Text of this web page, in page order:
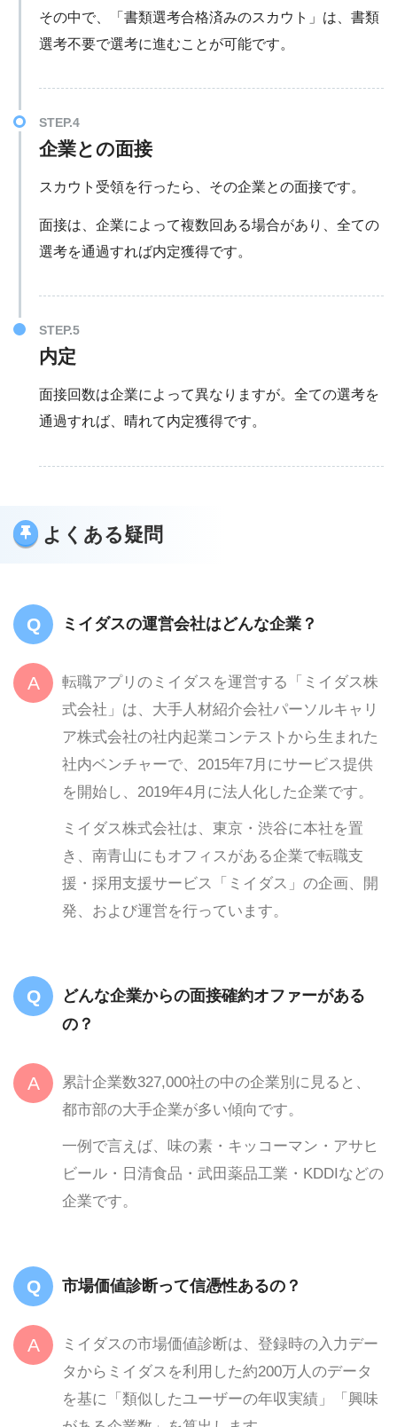
その中で、「書類選考合格済みのスカウト」は、書類
選考不要で選考に進むことが可能です。
企業との面接
スカウト受領を行ったら、その企業との面接です。
面接は、企業によって複数回ある場合があり、全ての
選考を通過すれば内定獲得です。
内定
面接回数は企業によって異なりますが。全ての選考を
通過すれば、晴れて内定獲得です。
よくある疑問
ミイダスの運営会社はどんな企業？
転職アプリのミイダスを運営する「ミイダス株
式会社」は、大手人材紹介会社パーソルキャリ
ア株式会社の社内起業コンテストから生まれた
社内ベンチャーで、2015年7月にサービス提供
を開始し、2019年4月に法人化した企業です。
ミイダス株式会社は、東京・渋谷に本社を置
き、南青山にもオフィスがある企業で転職支
援・採用支援サービス「ミイダス」の企画、開
発、および運営を行っています。
どんな企業からの面接確約オファーがある
の？
累計企業数327,000社の中の企業別に見ると、
都市部の大手企業が多い傾向です。
一例で言えば、味の素・キッコーマン・アサヒ
ビール・日清食品・武田薬品工業・KDDIなどの
企業です。
市場価値診断って信憑性あるの？
ミイダスの市場価値診断は、登録時の入力デー
タからミイダスを利用した約200万人のデータ
を基に「類似したユーザーの年収実績」「興味